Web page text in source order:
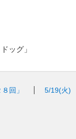
ッグ」
８回」 5/19(火)